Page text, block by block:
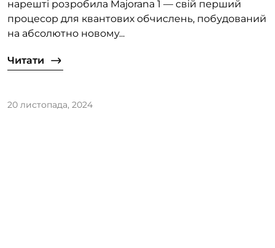
нарешті розробила Majorana 1 — свій перший
процесор для квантових обчислень, побудований
на абсолютно новому...
Читати
20 листопада, 2024